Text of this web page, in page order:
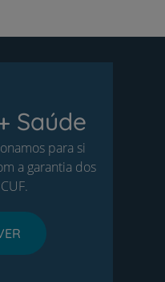
Saúde
para si
a garantia dos